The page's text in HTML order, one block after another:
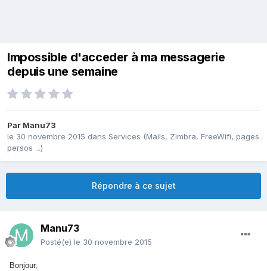
Impossible d'acceder à ma messagerie
depuis une semaine
Par Manu73
le 30 novembre 2015 dans Services (Mails, Zimbra, FreeWifi, pages
persos ...)
Répondre à ce sujet
Manu73
Posté(e) le 30 novembre 2015
Bonjour,